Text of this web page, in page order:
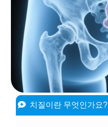
치질이란 무엇인가요?